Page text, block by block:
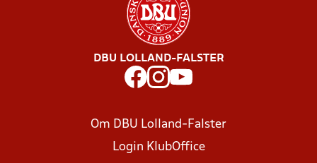
DBU LOLLAND-FALSTER
Om DBU Lolland-Falster
Login KlubOffice